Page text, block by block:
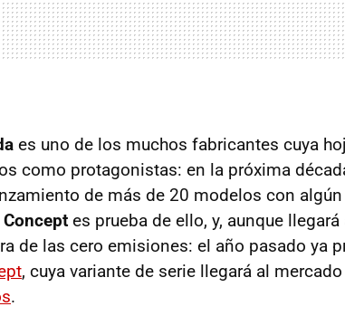
es uno de los muchos fabricantes cuya
como protagonistas: en la próxima
de más de 20 modelos con
Concept es prueba de ello, y, aunque
de las cero emisiones: el año pasado ya
, cuya variante de serie llegará al
.